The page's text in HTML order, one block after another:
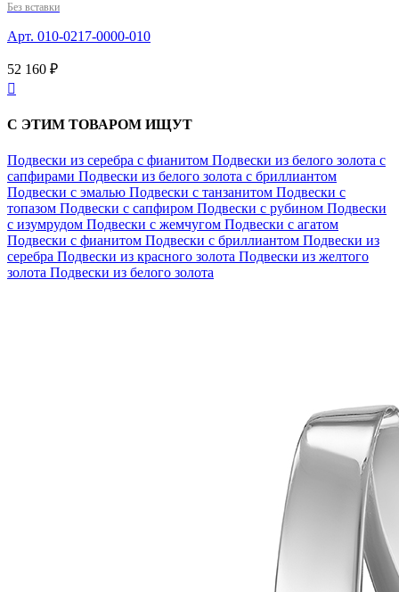
Без вставки
Арт. 010-0217-0000-010
52 160 ₽

С ЭТИМ ТОВАРОМ ИЩУТ
Подвески из серебра с фианитом Подвески из белого золота с
сапфирами Подвески из белого золота с бриллиантом
Подвески с эмалью Подвески с танзанитом Подвески с
топазом Подвески с сапфиром Подвески с рубином Подвески
с изумрудом Подвески с жемчугом Подвески с агатом
Подвески с фианитом Подвески с бриллиантом Подвески из
серебра Подвески из красного золота Подвески из желтого
золота Подвески из белого золота